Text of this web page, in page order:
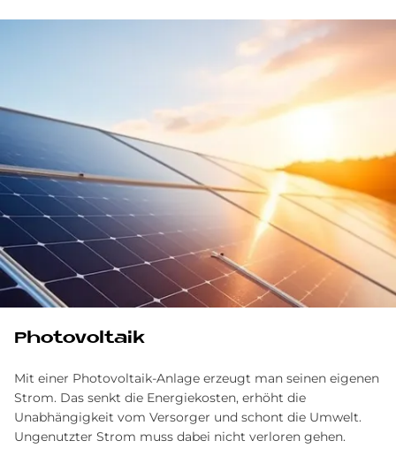
Photovoltaik
Mit einer Photovoltaik-Anlage erzeugt man seinen eigenen
Strom. Das senkt die Energiekosten, erhöht die
Unabhängigkeit vom Versorger und schont die Umwelt.
Ungenutzter Strom muss dabei nicht verloren gehen.